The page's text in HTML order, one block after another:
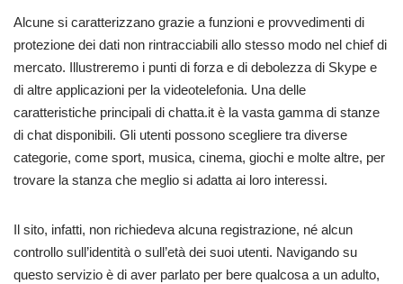
Alcune si caratterizzano grazie a funzioni e provvedimenti di
protezione dei dati non rintracciabili allo stesso modo nel chief di
mercato. Illustreremo i punti di forza e di debolezza di Skype e
di altre applicazioni per la videotelefonia. Una delle
caratteristiche principali di chatta.it è la vasta gamma di stanze
di chat disponibili. Gli utenti possono scegliere tra diverse
categorie, come sport, musica, cinema, giochi e molte altre, per
trovare la stanza che meglio si adatta ai loro interessi.
Il sito, infatti, non richiedeva alcuna registrazione, né alcun
controllo sull’identità o sull’età dei suoi utenti. Navigando su
questo servizio è di aver parlato per bere qualcosa a un adulto,